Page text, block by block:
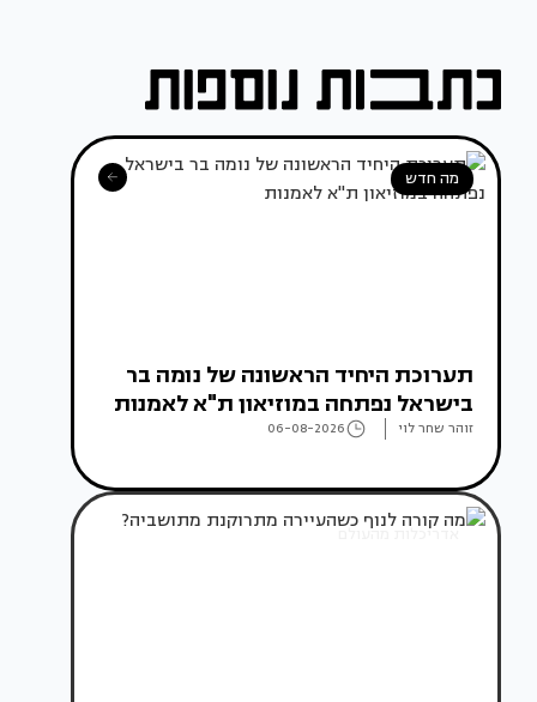
מה חדש
תערוכת היחיד הראשונה של נומה בר
בישראל נפתחה במוזיאון ת"א לאמנות
זוהר שחר לוי 06-08-2026
אדריכלות מהעולם